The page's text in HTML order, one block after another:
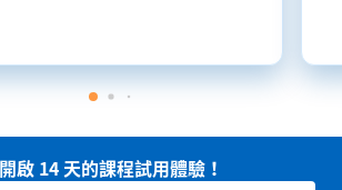
啟 14 天的課程試用體驗！